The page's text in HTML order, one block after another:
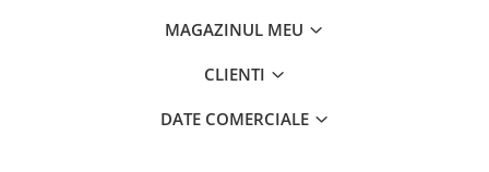
MAGAZINUL MEU
CLIENTI
DATE COMERCIALE